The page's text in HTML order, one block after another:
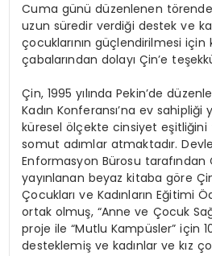
Cuma günü düzenlenen törende
uzun süredir verdiği destek ve
çocuklarının güçlendirilmesi için
çabalarından dolayı Çin’e
Çin, 1995 yılında Pekin’de
Kadın Konferansı’na ev
küresel ölçekte cinsiyet
somut adımlar atmaktadır.
Enformasyon Bürosu tarafından
yayınlanan beyaz kitaba göre Çin,
Çocukları ve Kadınların Eğitimi
ortak olmuş, “Anne ve Çocuk
proje ile “Mutlu Kampüsler” için
desteklemiş ve kadınlar ve kız